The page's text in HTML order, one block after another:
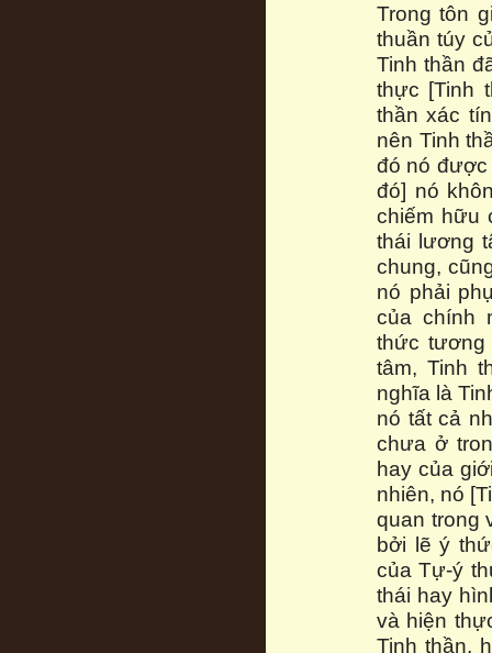
Trong tôn
thuần túy
Tinh thần
thực [Tinh
thần xác
nên Tinh
đó nó được
đó] nó
chiếm hữu
thái lương
chung,
nó phải
của chính
thức tương
tâm, Tinh
nghĩa là
nó tất cả
chưa ở
hay của
nhiên, nó
quan trong
bởi lẽ ý
của Tự-ý
thái hay
và hiện
Tinh thần,